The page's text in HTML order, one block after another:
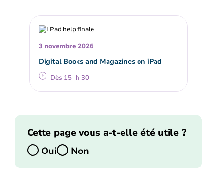
3 novembre 2026
Digital Books and Magazines on iPad
Dès 15 h 30
Cette page vous a-t-elle été utile ?
Oui
Non